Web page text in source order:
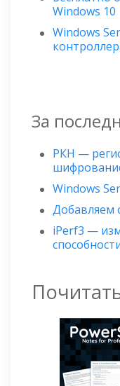
Windows 10
Windows
За
РКН —
Windows
Добавляем
iPerf3 —